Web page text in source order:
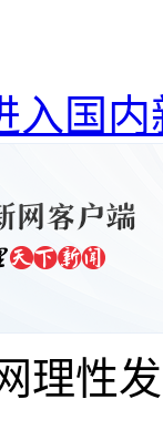
入国内
理性